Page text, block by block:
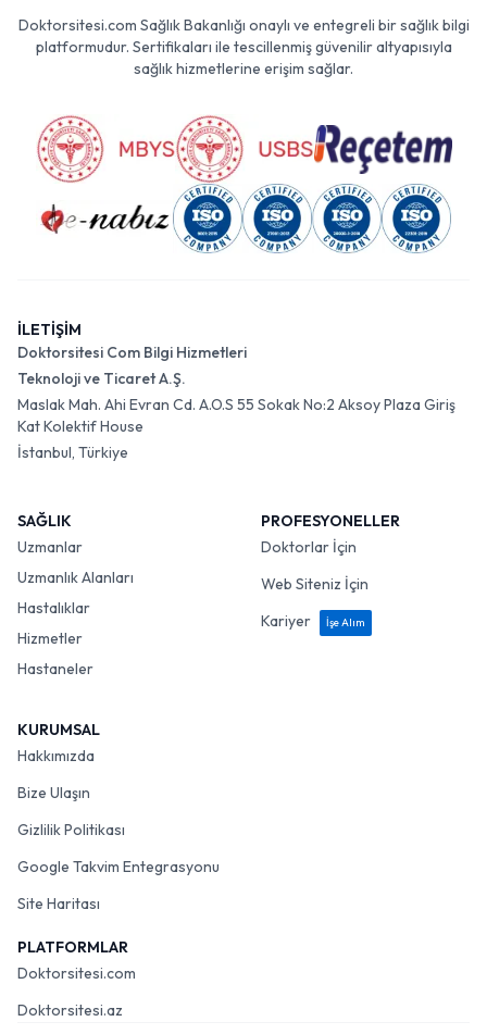
Doktorsitesi.com Sağlık Bakanlığı onaylı ve entegreli bir sağlık bilgi
platformudur. Sertifikaları ile tescillenmiş güvenilir altyapısıyla
sağlık hizmetlerine erişim sağlar.
İLETİŞİM
Doktorsitesi Com Bilgi Hizmetleri
Teknoloji ve Ticaret A.Ş.
Maslak Mah. Ahi Evran Cd. A.O.S 55 Sokak No:2 Aksoy Plaza Giriş
Kat Kolektif House
İstanbul, Türkiye
SAĞLIK
Uzmanlar
Uzmanlık Alanları
Hastalıklar
Hizmetler
Hastaneler
PROFESYONELLER
Doktorlar İçin
Web Siteniz İçin
Kariyer
İşe Alım
KURUMSAL
Hakkımızda
Bize Ulaşın
Gizlilik Politikası
Google Takvim Entegrasyonu
Site Haritası
PLATFORMLAR
Doktorsitesi.com
Doktorsitesi.az